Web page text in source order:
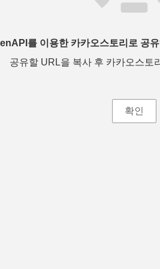
를 이용한 카카오스토리로 공
공유할 URL을 복사 후 카카오스토
확인